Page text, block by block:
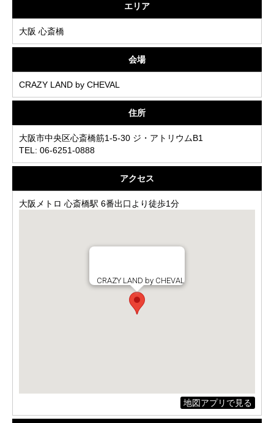
エリア
大阪 心斎橋
会場
CRAZY LAND by CHEVAL
住所
大阪市中央区心斎橋筋1-5-30 ジ・アトリウムB1
TEL: 06-6251-0888
アクセス
大阪メトロ 心斎橋駅 6番出口より徒歩1分
CRAZY LAND by CHEVAL
地図アプリで見る